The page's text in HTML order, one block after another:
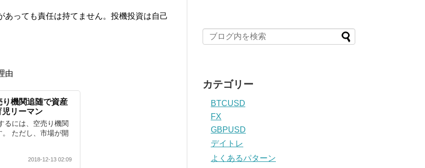
あっても責任は持てません。投機投資は自己
由
機関追随で資産
リーマン
るには、空売り機関
ただし、市場が開
2018-12-13 02:09
カテゴリー
BTCUSD
FX
GBPUSD
デイトレ
よくあるパターン